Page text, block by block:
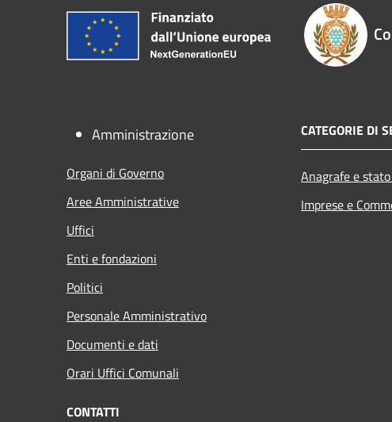
Amministrazione
Organi di Governo
Aree Amministrative
Uffici
Enti e fondazioni
Politici
Personale Amministrativo
Documenti e dati
Orari Uffici Comunali
CATEGORIE DI
Anagrafe e
Imprese e
CONTATTI